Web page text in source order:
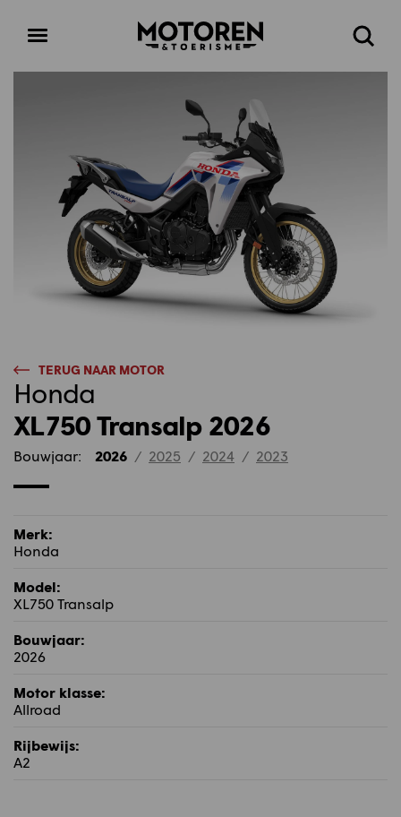
Open
Homepage Zoeken
TERUG NAAR MOTOR
Honda
XL750 Transalp 2026
Bouwjaar: 2026 / 2025 / 2024 / 2023
Merk:
Honda
Model:
XL750 Transalp
Bouwjaar:
2026
Motor klasse:
Allroad
Rijbewijs:
A2